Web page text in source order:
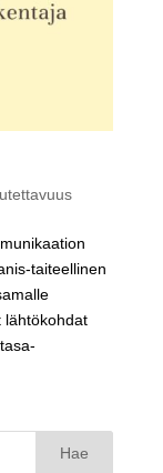
taiteellinen
lähtökohdat